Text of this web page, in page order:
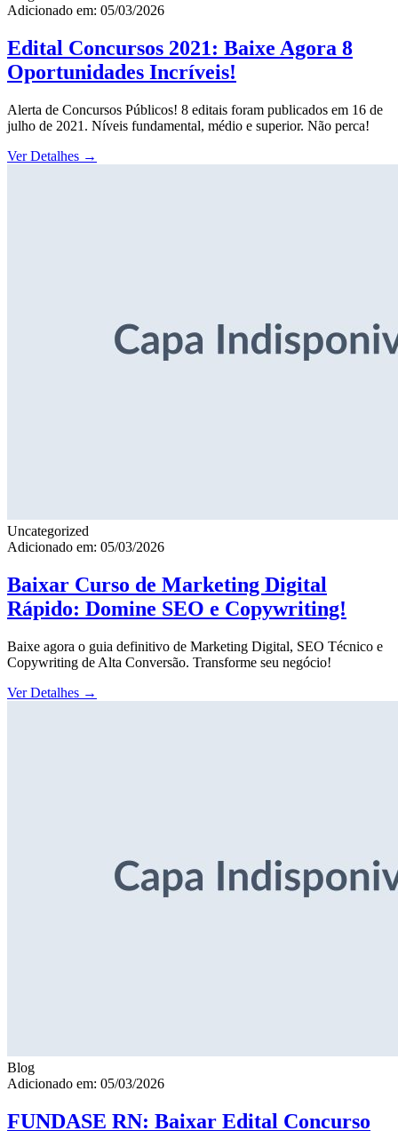
Adicionado em: 05/03/2026
Edital Concursos 2021: Baixe Agora 8
Oportunidades Incríveis!
Alerta de Concursos Públicos! 8 editais foram publicados em 16 de
julho de 2021. Níveis fundamental, médio e superior. Não perca!
Ver Detalhes →
Uncategorized
Adicionado em: 05/03/2026
Baixar Curso de Marketing Digital
Rápido: Domine SEO e Copywriting!
Baixe agora o guia definitivo de Marketing Digital, SEO Técnico e
Copywriting de Alta Conversão. Transforme seu negócio!
Ver Detalhes →
Blog
Adicionado em: 05/03/2026
FUNDASE RN: Baixar Edital Concurso